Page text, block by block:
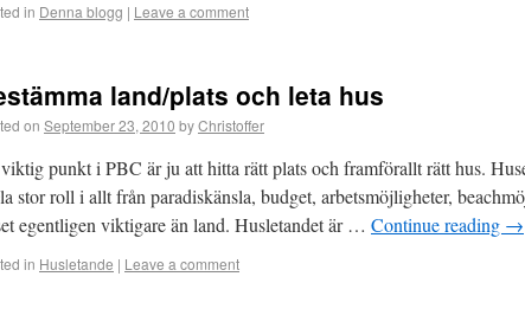
in Denna blogg | Leave a comment
land/plats och leta hus
on September 23, 2010 byChristoffer
punkt i PBC är ju att hitta rätt plats och framförallt rätt hus.
stor roll i allt från paradiskänsla, budget, arbetsmöjligheter,
egentligen viktigare än land. Husletandet är … Continue reading →
in Husletande | Leave a comment